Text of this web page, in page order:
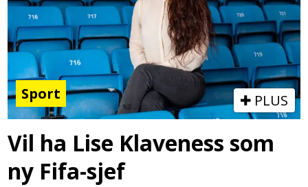
Sport PLUS
Vil ha Lise Klaveness som
ny Fifa-sjef